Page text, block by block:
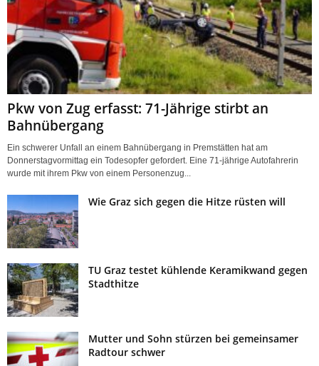
Pkw von Zug erfasst: 71-Jährige stirbt an
Bahnübergang
Ein schwerer Unfall an einem Bahnübergang in Premstätten hat am
Donnerstagvormittag ein Todesopfer gefordert. Eine 71-jährige Autofahrerin
wurde mit ihrem Pkw von einem Personenzug...
Wie Graz sich gegen die Hitze rüsten will
TU Graz testet kühlende Keramikwand gegen
Stadthitze
Mutter und Sohn stürzen bei gemeinsamer
Radtour schwer